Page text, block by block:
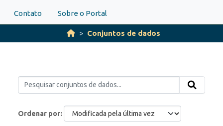
Contato Sobre o Portal
Conjuntos de dados
Ordenar por